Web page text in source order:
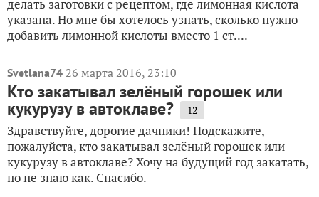
делать заготовки с рецептом, где лимонная кислота
указана. Но мне бы хотелось узнать, сколько нужно
добавить лимонной кислоты вместо 1 ст....
Svetlana74 26 марта 2016, 23:10
Кто закатывал зелёный горошек или
кукурузу в автоклаве? 12
Здравствуйте, дорогие дачники! Подскажите,
пожалуйста, кто закатывал зелёный горошек или
кукурузу в автоклаве? Хочу на будущий год закатать,
но не знаю как. Спасибо.